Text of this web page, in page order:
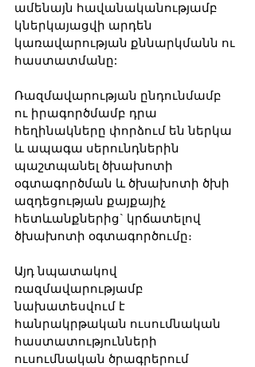
ամենայն հավանականությամբ
կներկայացվի արդեն
կառավարության քննարկմանն ու
հաստատմանը:
Ռազմավարության ընդունմամբ
ու իրագործմամբ դրա
հեղինակները փորձում են ներկա
և ապագա սերունդներին
պաշտպանել ծխախոտի
օգտագործման և ծխախոտի ծխի
ազդեցության քայքայիչ
հետևանքներից` կրճատելով
ծխախոտի օգտագործումը։
Այդ նպատակով
ռազմավարությամբ
նախատեսվում է
հանրակրթական ուսումնական
հաստատությունների
ուսումնական ծրագրերում